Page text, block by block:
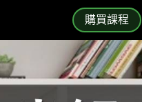
購買課程